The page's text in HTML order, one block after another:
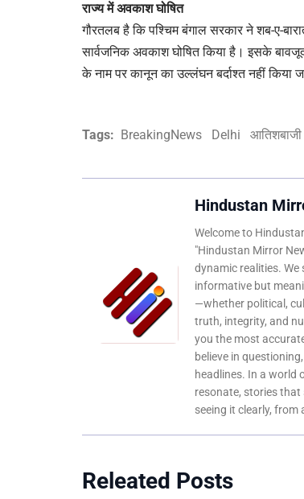
राज्य में अवकाश घोषित
गौरतलब है कि पश्चिम बंगाल सरकार ने शब-ए-
सार्वजनिक अवकाश घोषित किया है। इसके
के नाम पर कानून का उल्लंघन बर्दाश्त नहीं किया
Tags: BreakingNews Delhi आतिशबाजी
Hindustan
Welcome to
"Hindustan Mirror
dynamic realities.
informative but
—whether political,
truth, integrity, and
you the most
believe in
headlines. In a world
resonate, stories
seeing it clearly, from
Releated Posts